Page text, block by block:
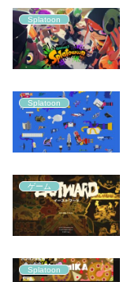
Splatoon
Splatoon
ゲーム
Splatoon